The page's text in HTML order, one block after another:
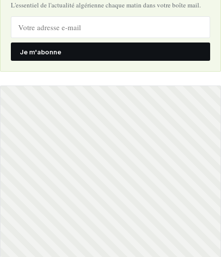
L'essentiel de l'actualité algérienne chaque matin dans votre boîte mail.
Je m'abonne